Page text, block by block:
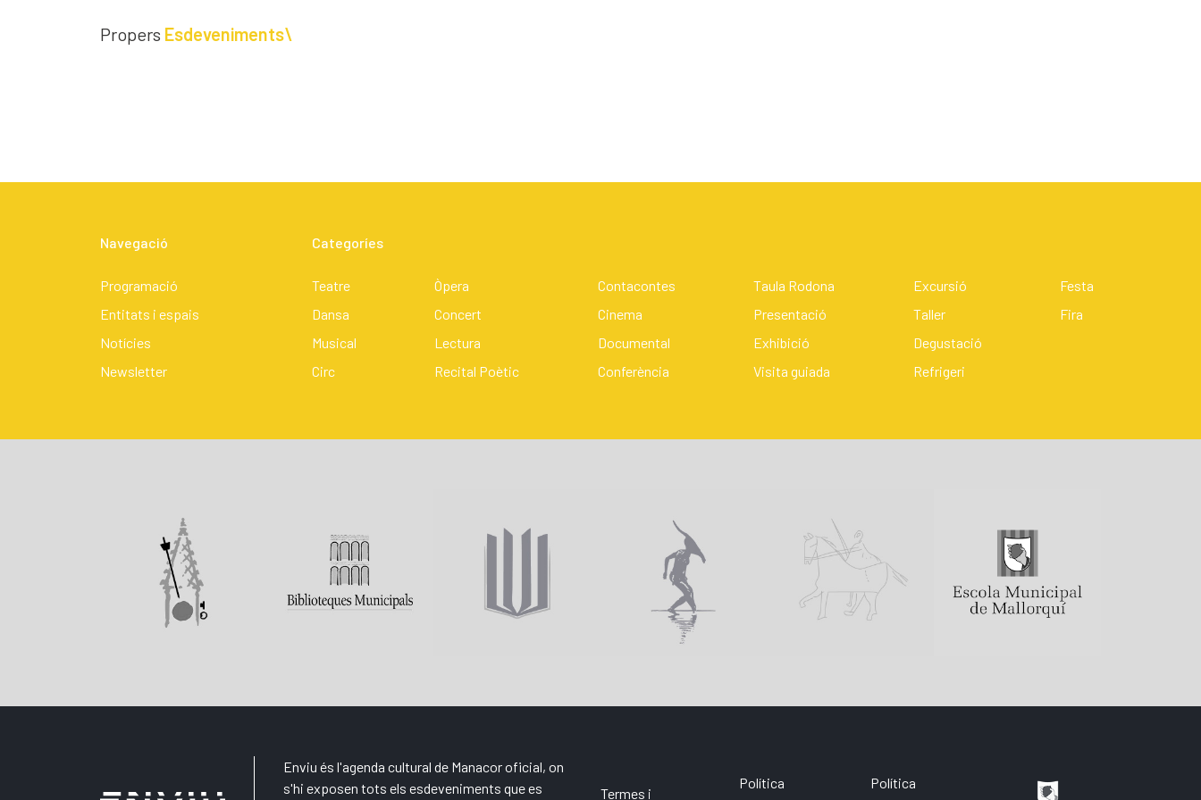
Propers Esdeveniments\
Navegació
Programació
Entitats i espais
Notícies
Newsletter
Categoríes
Teatre
Dansa
Musical
Circ
Òpera
Concert
Lectura
Recital Poètic
Contacontes
Cinema
Documental
Conferència
Taula Rodona
Presentació
Exhibició
Visita guiada
Excursió
Taller
Degustació
Refrigeri
Festa
Fira
Enviu és l'agenda cultural de Manacor oficial, on
s'hi exposen tots els esdeveniments que es
Termes i
Política
Política